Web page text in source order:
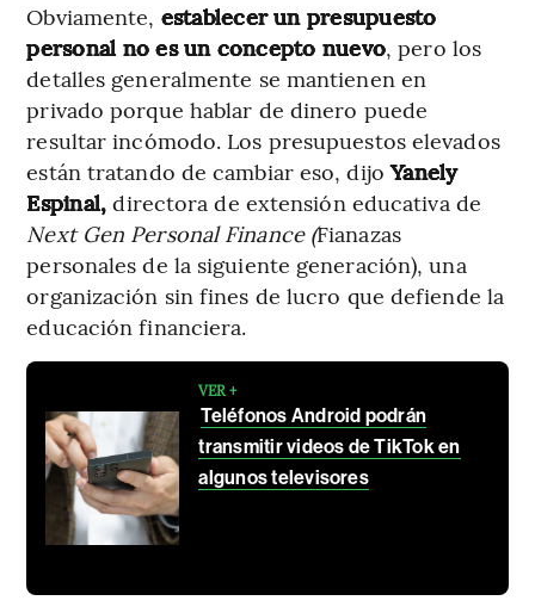
Obviamente, establecer un presupuesto
personal no es un concepto nuevo, pero los
detalles generalmente se mantienen en
privado porque hablar de dinero puede
resultar incómodo. Los presupuestos elevados
están tratando de cambiar eso, dijo Yanely
Espinal, directora de extensión educativa de
Next Gen Personal Finance (Fianazas
personales de la siguiente generación), una
organización sin fines de lucro que defiende la
educación financiera.
VER +
Teléfonos Android podrán
transmitir videos de TikTok en
algunos televisores